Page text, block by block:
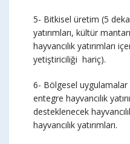
5- Bitkisel üretim (5
yatırımları, kültür
hayvancılık yatırımları
yetiştiriciliği hariç).
6- Bölgesel uygulamalar
entegre hayvancılık
desteklenecek
hayvancılık yatırımları.